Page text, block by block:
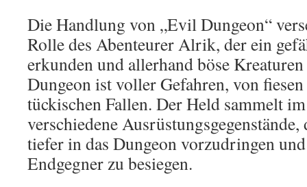
Die Handlung von „Evil Dungeon“
Rolle des Abenteurer Alrik, der ein
erkunden und allerhand böse
Dungeon ist voller Gefahren, von
tückischen Fallen. Der Held sammelt
verschiedene
tiefer in das Dungeon vorzudringen
Endgegner zu besiegen.